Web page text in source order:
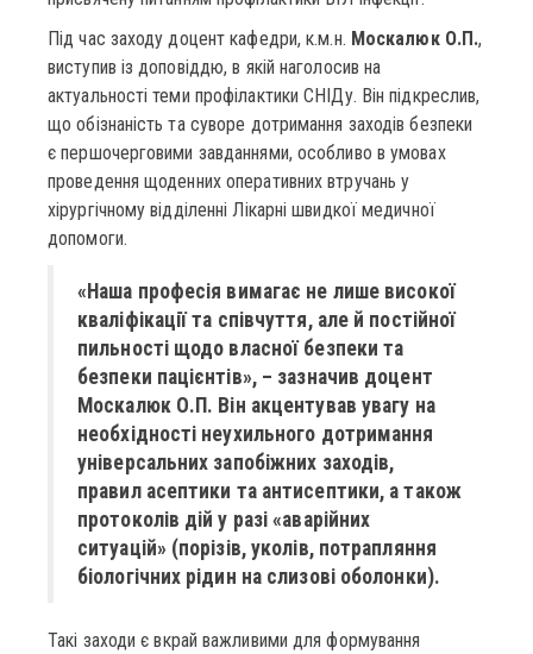
Під час заходу доцент кафедри, к.м.н. Москалюк О.П.,
виступив із доповіддю, в якій наголосив на
актуальності теми профілактики СНІДу. Він підкреслив,
що обізнаність та суворе дотримання заходів безпеки
є першочерговими завданнями, особливо в умовах
проведення щоденних оперативних втручань у
хірургічному відділенні Лікарні швидкої медичної
допомоги.
«Наша професія вимагає не лише високої
кваліфікації та співчуття, але й постійної
пильності щодо власної безпеки та
безпеки пацієнтів», – зазначив доцент
Москалюк О.П. Він акцентував увагу на
необхідності неухильного дотримання
універсальних запобіжних заходів,
правил асептики та антисептики, а також
протоколів дій у разі «аварійних
ситуацій» (порізів, уколів, потрапляння
біологічних рідин на слизові оболонки).
Такі заходи є вкрай важливими для формування